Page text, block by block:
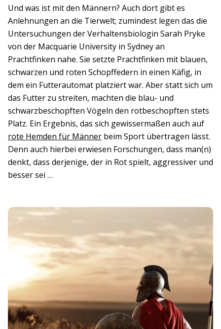
Und was ist mit den Männern? Auch dort gibt es
Anlehnungen an die Tierwelt; zumindest legen das die
Untersuchungen der Verhaltensbiologin Sarah Pryke
von der Macquarie University in Sydney an
Prachtfinken nahe. Sie setzte Prachtfinken mit blauen,
schwarzen und roten Schopffedern in einen Käfig, in
dem ein Futterautomat platziert war. Aber statt sich um
das Futter zu streiten, machten die blau- und
schwarzbeschopften Vögeln den rotbeschopften stets
Platz. Ein Ergebnis, das sich gewissermaßen auch auf
rote Hemden für Männer beim Sport übertragen lässt.
Denn auch hierbei erwiesen Forschungen, dass man(n)
denkt, dass derjenige, der in Rot spielt, aggressiver und
besser sei …